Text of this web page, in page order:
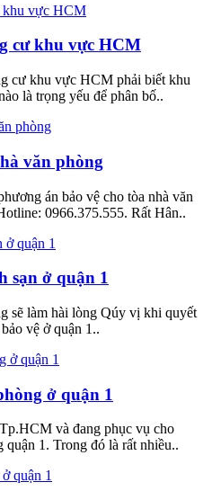
cư khu vực HCM
cư khu vực HCM phải biết khu
là trọng yếu để phân bố..
văn phòng
án bảo vệ cho tòa nhà văn
0966.375.555. Rất Hân..
sạn ở quận 1
sẽ làm hài lòng Qúy vị khi quyết
vệ ở quận 1..
ở quận 1
và đang phục vụ cho
1. Trong đó là rất nhiều..